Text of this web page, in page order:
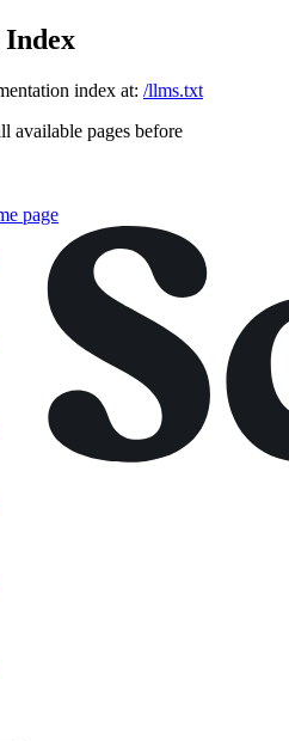
Index
index at: /llms.txt
available pages before
page